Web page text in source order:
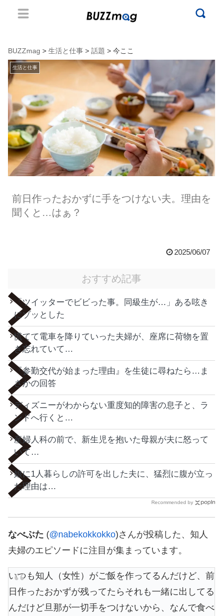
BUZZmag > 生活と仕事 > 話題 > 今ここ
生活と仕事
前日作ったおかずに手をつけない夫。理由を
聞くと…はぁ？
2025/06/07
おすすめ記事
「ツイッターでビビった事。同級生が…」ある呟き
にゾッとした
慌てて電車を降りていった夫婦が、座席に荷物を置
き忘れていて…
『参勤交代が始まった理由』を生徒に尋ねたら…ま
さかの回答
ディズニーがわからない重度知的障害の息子と、ラ
ンドへ行くと…
産婦人科の前で、新生児を抱いた母親が夫に怒って
いて…
娘に1人暮らしの許可を出した夫に、猛烈に腹が立っ
た理由は…
Recommended by
なべぶた (@nabekokkokko)さんが投稿した、知人
夫婦のエピソードに注目が集まっています。
いつも知人（女性）がご飯を作ってるんだけど、前
日作ったおかずが残ってたらそれも一緒に出してる
んだけど旦那が一切手をつけないから、なんで食べ